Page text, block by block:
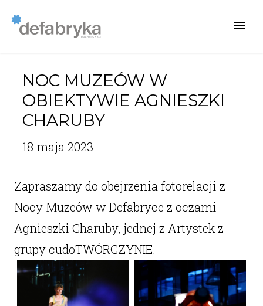
NOC MUZEÓW W
OBIEKTYWIE AGNIESZKI
CHARUBY
18 maja 2023
Zapraszamy do obejrzenia fotorelacji z
Nocy Muzeów w Defabryce z oczami
Agnieszki Charuby, jednej z Artystek z
grupy cudoTWÓRCZYNIE.